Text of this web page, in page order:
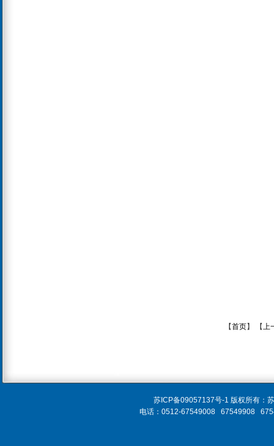
【首页】 【上
苏ICP备09057137号-1 版权所有
电话：0512-67549008 67549908